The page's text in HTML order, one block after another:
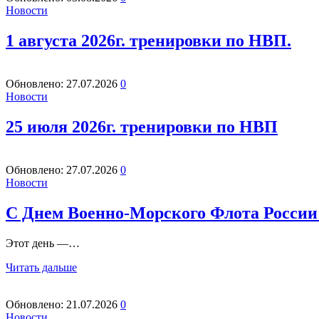
Новости
1 августа 2026г. тренировки по НВП.
Обновлено: 27.07.2026 0
Новости
25 июля 2026г. тренировки по НВП
Обновлено: 27.07.2026 0
Новости
С Днем Военно-Морского Флота
Этот день —…
Читать дальше
Обновлено: 21.07.2026 0